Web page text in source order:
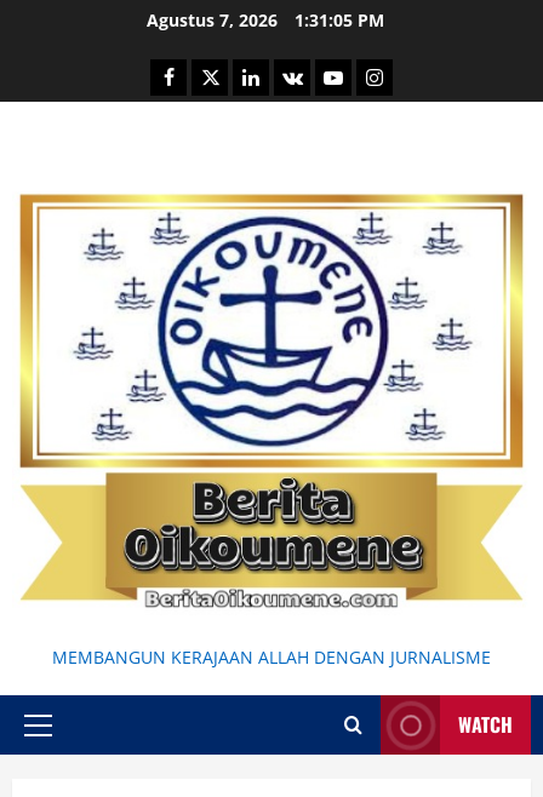
Agustus 7, 2026 1:31:06 PM
Facebook
TwitterLinkedin
VK YoutubeInstagram
MEMBANGUN KERAJAAN ALLAH DENGAN JURNALISME
Primary
WATCH